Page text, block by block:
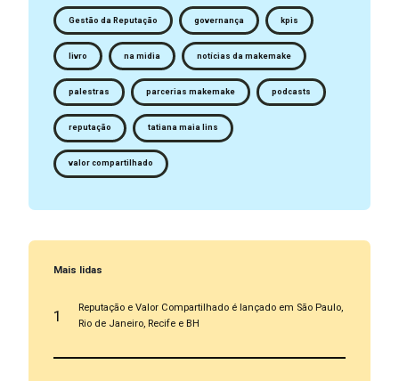
Gestão da Reputação governança kpis
livro na midia notícias da makemake
palestras parcerias makemake podcasts
reputação tatiana maia lins
valor compartilhado
Mais lidas
1
Reputação e Valor Compartilhado é lançado em São Paulo,
Rio de Janeiro, Recife e BH